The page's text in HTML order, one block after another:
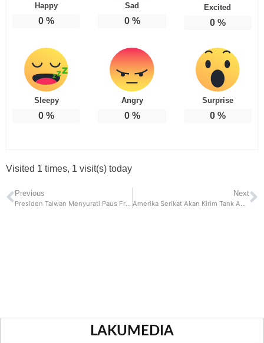
Happy
0 %
Sad
0%
Excited
0%
Sleepy
0 %
Angry
0%
Surprise
0%
Visited 1 times, 1 visit(s) today
Previous
Presiden Taiwan Menyurati Paus Fransiskus, Sebut Perang Taiwan dan China
Next
Amerika Serikat Akan Kirim Tank Abrams, Ini Kata Juru Bicara Pentagon
LAKUMEDIA